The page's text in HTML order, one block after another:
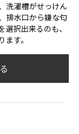
洗濯槽がせっけん
排水口から嫌な匂
択出来るのも、
す。